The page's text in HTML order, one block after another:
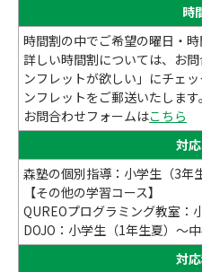
時
時間割の中でご希望の曜日・時
詳しい時間割については、お
ンフレットが欲しい」にチェ
ンフレットをご郵送いたします。
お問合わせフォームはこちら
対
森塾の個別指導：小学生（3年
【その他の学習コース】
QUREOプログラミング教室：
DOJO：小学生（1年生夏）～
対